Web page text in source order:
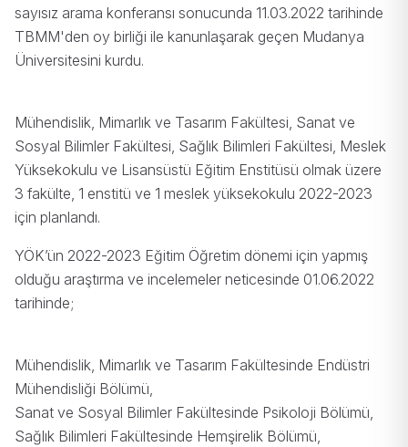
sayısız arama konferansı sonucunda 11.03.2022 tarihinde
TBMM'den oy birliği ile kanunlaşarak geçen Mudanya
Üniversitesini kurdu.
Mühendislik, Mimarlık ve Tasarım Fakültesi, Sanat ve
Sosyal Bilimler Fakültesi, Sağlık Bilimleri Fakültesi, Meslek
Yüksekokulu ve Lisansüstü Eğitim Enstitüsü olmak üzere
3 fakülte, 1 enstitü ve 1 meslek yüksekokulu 2022-2023
için planlandı.
YÖK’ün 2022-2023 Eğitim Öğretim dönemi için yapmış
olduğu araştırma ve incelemeler neticesinde 01.06.2022
tarihinde;
Mühendislik, Mimarlık ve Tasarım Fakültesinde Endüstri
Mühendisliği Bölümü,
Sanat ve Sosyal Bilimler Fakültesinde Psikoloji Bölümü,
Sağlık Bilimleri Fakültesinde Hemşirelik Bölümü,